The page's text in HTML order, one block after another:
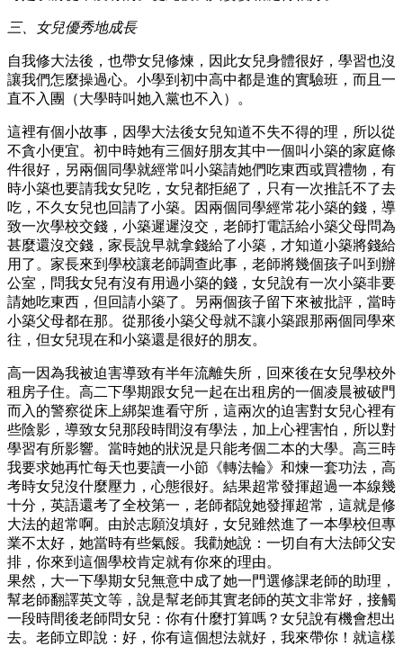
三、女兒優秀地成長
自我修大法後，也帶女兒修煉，因此女兒身體很好，學習也沒
讓我們怎麼操過心。小學到初中高中都是進的實驗班，而且一
直不入團（大學時叫她入黨也不入）。
這裡有個小故事，因學大法後女兒知道不失不得的理，所以從
不貪小便宜。初中時她有三個好朋友其中一個叫小築的家庭條
件很好，另兩個同學就經常叫小築請她們吃東西或買禮物，有
時小築也要請我女兒吃，女兒都拒絕了，只有一次推託不了去
吃，不久女兒也回請了小築。因兩個同學經常花小築的錢，導
致一次學校交錢，小築遲遲沒交，老師打電話給小築父母問為
甚麼還沒交錢，家長說早就拿錢給了小築，才知道小築將錢給
用了。家長來到學校讓老師調查此事，老師將幾個孩子叫到辦
公室，問我女兒有沒有用過小築的錢，女兒說有一次小築非要
請她吃東西，但回請小築了。另兩個孩子留下來被批評，當時
小築父母都在那。從那後小築父母就不讓小築跟那兩個同學來
往，但女兒現在和小築還是很好的朋友。
高一因為我被迫害導致有半年流離失所，回來後在女兒學校外
租房子住。高二下學期跟女兒一起在出租房的一個凌晨被破門
而入的警察從床上綁架進看守所，這兩次的迫害對女兒心裡有
些陰影，導致女兒那段時間沒有學法，加上心裡害怕，所以對
學習有所影響。當時她的狀況是只能考個二本的大學。高三時
我要求她再忙每天也要讀一小節《轉法輪》和煉一套功法，高
考時女兒沒什麼壓力，心態很好。結果超常發揮超過一本線幾
十分，英語還考了全校第一，老師都說她發揮超常，這就是修
大法的超常啊。由於志願沒填好，女兒雖然進了一本學校但專
業不太好，她當時有些氣餒。我勸她說：一切自有大法師父安
排，你來到這個學校肯定就有你來的理由。
果然，大一下學期女兒無意中成了她一門選修課老師的助理，
幫老師翻譯英文等，說是幫老師其實老師的英文非常好，接觸
一段時間後老師問女兒：你有什麼打算嗎？女兒說有機會想出
去。老師立即說：好，你有這個想法就好，我來帶你！就這樣